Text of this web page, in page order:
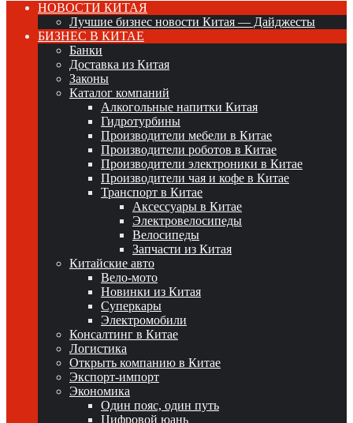
НОВОСТИ КИТАЯ
Лучшие бизнес новости Китая — Дайджесты
БИЗНЕС В КИТАЕ
Банки
Доставка из Китая
Законы
Каталог компаний
Алкогольные напитки Китая
Гидротурбины
Производители мебели в Китае
Производители роботов в Китае
Производители электроники в Китае
Производители чая и кофе в Китае
Транспорт в Китае
Аксессуары в Китае
Электровелосипеды
Велосипеды
Запчасти из Китая
Китайские авто
Вело-мото
Новинки из Китая
Суперкары
Электромобили
Консалтинг в Китае
Логистика
Открыть компанию в Китае
Экспорт-импорт
Экономика
Один пояс, один путь
Цифровой юань